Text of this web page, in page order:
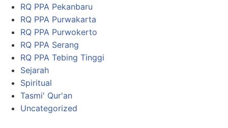
RQ PPA Pekanbaru
RQ PPA Purwakarta
RQ PPA Purwokerto
RQ PPA Serang
RQ PPA Tebing Tinggi
Sejarah
Spiritual
Tasmi' Qur'an
Uncategorized